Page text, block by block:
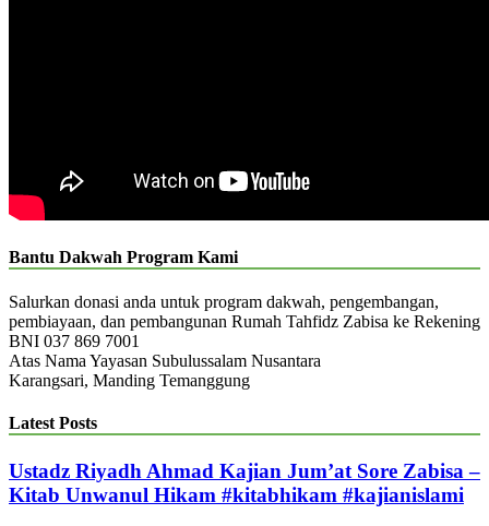
Bantu Dakwah Program Kami
Salurkan donasi anda untuk program dakwah, pengembangan,
pembiayaan, dan pembangunan Rumah Tahfidz Zabisa ke Rekening
BNI 037 869 7001
Atas Nama Yayasan Subulussalam Nusantara
Karangsari, Manding Temanggung
Latest Posts
Ustadz Riyadh Ahmad Kajian Jum’at Sore Zabisa –
Kitab Unwanul Hikam #kitabhikam #kajianislami